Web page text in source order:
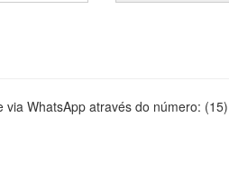
WhatsApp através do número: